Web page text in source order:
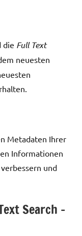
die Full Text
neuesten
Metadaten Ihrer
Informationen
und
Search –